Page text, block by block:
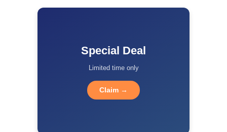
Special Deal
Limited time only
Claim →